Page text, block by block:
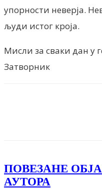
упорности неверја.
људи истог кроја.
Мисли за сваки дан у
Затворник
ПОВЕЗАНЕ
АУТОРА